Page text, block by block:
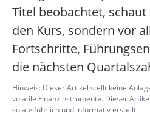
Titel beobachtet,
den Kurs, sondern vor
Fortschritte,
die nächsten
Hinweis: Dieser Artikel stellt keine
volatile Finanzinstrumente. Dieser
so ausführlich und informativ erstellt